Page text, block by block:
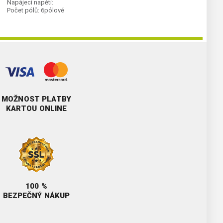
Napájecí napětí:
Počet pólů: 6pólové
MOŽNOST PLATBY
KARTOU ONLINE
100 %
BEZPEČNÝ NÁKUP